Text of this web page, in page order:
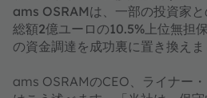
ams OSRAMは、一部の投資家
総額2億ユーロの10.5%上位無担
の資金調達を成功裏に置き換えま
ams OSRAMのCEO、ライナー